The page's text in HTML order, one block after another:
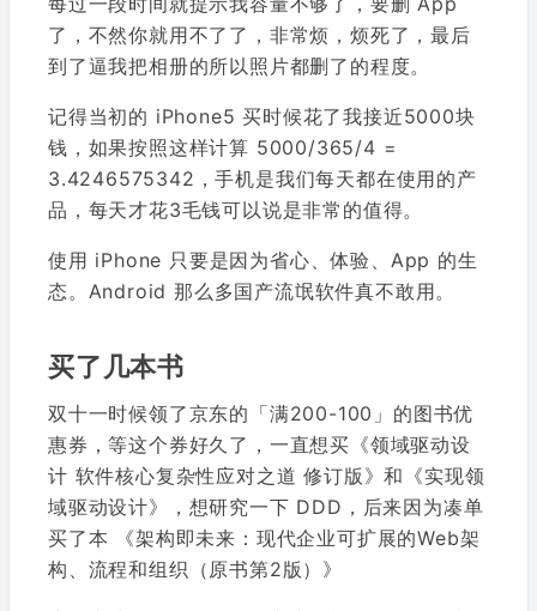
了，不然你就用不了了，非常烦，烦死了，最后
到了逼我把相册的所以照片都删了的程度。
记得当初的 iPhone5 买时候花了我接近5000块
钱，如果按照这样计算 5000/365/4 =
3.4246575342，手机是我们每天都在使用的产
品，每天才花3毛钱可以说是非常的值得。
使用 iPhone 只要是因为省心、体验、App 的生
态。Android 那么多国产流氓软件真不敢用。
买了几本书
双十一时候领了京东的「满200-100」的图书优
惠券，等这个券好久了，一直想买《领域驱动设
计 软件核心复杂性应对之道 修订版》和《实现领
域驱动设计》，想研究一下 DDD，后来因为凑单
买了本 《架构即未来：现代企业可扩展的Web架
构、流程和组织（原书第2版）》